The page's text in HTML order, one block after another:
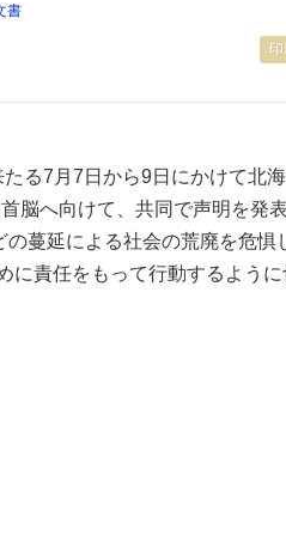
書
る7月7日から9日にかけて北海
脳へ向けて、共同で声明を発
蔓延による社会の荒廃を危惧
に責任をもって行動するように